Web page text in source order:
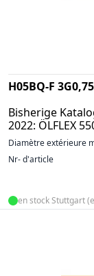
H05BQ-F 3G0,75
Bisherige
2022: ÖLFLEX
Diamètre extérieure
Nr- d'article
en stock Stuttgart